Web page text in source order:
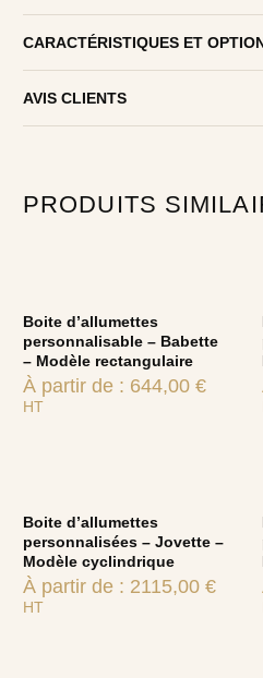
CARACTÉRISTIQUES ET
AVIS CLIENTS
PRODUITS
Boite d’allumettes
personnalisable – Babette
– Modèle rectangulaire
À partir de : 644,00 €
HT
Boite d’allumettes
personnalisées – Jovette –
Modèle cyclindrique
À partir de : 2115,00 €
HT